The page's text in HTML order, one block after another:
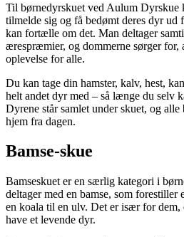
Til børnedyrskuet ved Aulum Dyrskue
tilmelde sig og få bedømt deres dyr ud
kan fortælle om det. Man deltager
ærespræmier, og dommerne sørger for,
oplevelse for alle.
Du kan tage din hamster, kalv, hest,
helt andet dyr med – så længe du selv
Dyrene står samlet under skuet, og
hjem fra dagen.
Bamse-skue
Bamseskuet er en særlig kategori i
deltager med en bamse, som
en koala til en ulv. Det er især for
have et levende dyr.